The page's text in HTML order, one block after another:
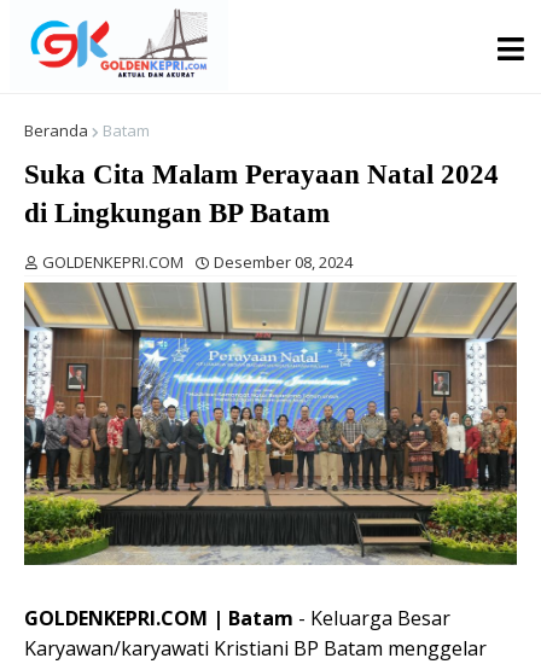
Beranda Batam
Suka Cita Malam Perayaan Natal 2024
di Lingkungan BP Batam
GOLDENKEPRI.COM Desember 08, 2024
GOLDENKEPRI.COM | Batam - Keluarga Besar
Karyawan/karyawati Kristiani BP Batam menggelar